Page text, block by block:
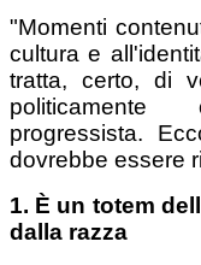
"Momenti
cultura e
tratta, certo, di
progressista.
dovrebbe essere
1. È un totem
dalla razza